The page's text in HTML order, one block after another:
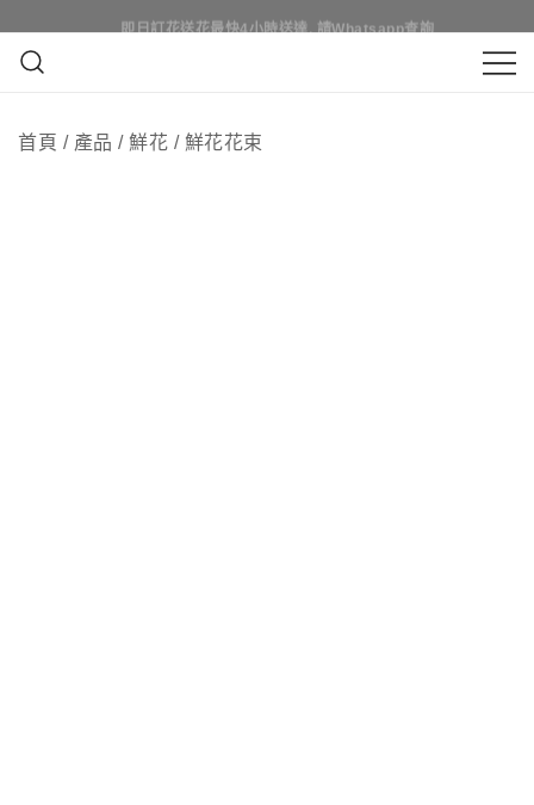
to
content
首頁 / 產品 / 鮮花 / 鮮花花束